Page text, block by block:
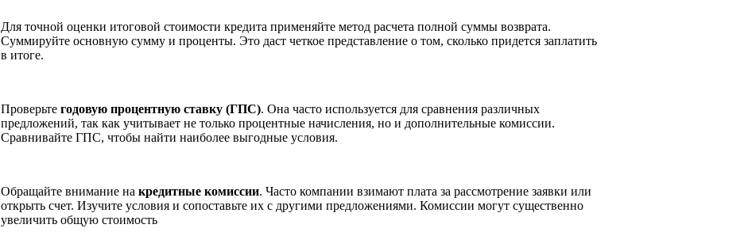
Для точной оценки итоговой стоимости кредита применяйте метод расчета полной суммы возврата.
Суммируйте основную сумму и проценты. Это даст четкое представление о том, сколько придется заплатить
в итоге.
Проверьте годовую процентную ставку (ГПС). Она часто используется для сравнения различных
предложений, так как учитывает не только процентные начисления, но и дополнительные комиссии.
Сравнивайте ГПС, чтобы найти наиболее выгодные условия.
Обращайте внимание на кредитные комиссии. Часто компании взимают плата за рассмотрение заявки или
открыть счет. Изучите условия и сопоставьте их с другими предложениями. Комиссии могут существенно
увеличить общую стоимость